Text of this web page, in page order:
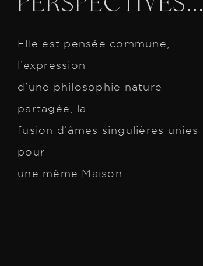
Elle est pensée commune,
l’expression
d’une philosophie nature
partagée,
la
fusion d’âmes singulières unies
pour
une même Maison